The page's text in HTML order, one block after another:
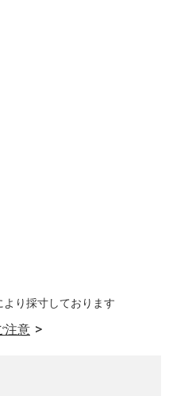
より採寸しております
注意